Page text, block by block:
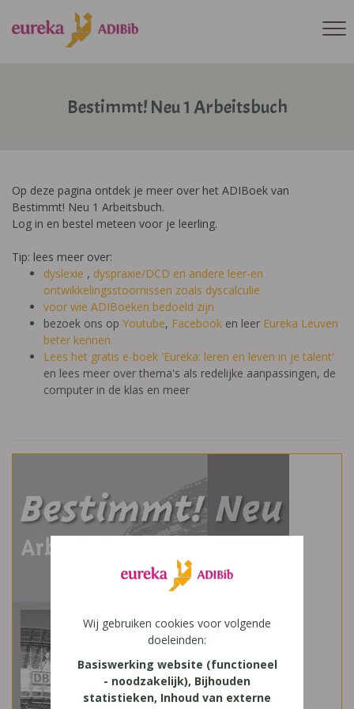
Bestimmt! Neu 1 Arbeitsbuch
Op deze pagina ontdek je meer over het ADIBoek van
Bestimmt! Neu 1 Arbeitsbuch.
Log in en bestel meteen voor je leerling.
Tip: lees meer over:
dyslexie , dyspraxie/DCD en andere leer-en
ontwikkelingsstoornissen zoals dyscalculie
voor wie ADIBoeken bedoeld zijn
bezoek ons op Youtube, Facebook en leer Eureka Leuven
beter kennen.
Lees het gratis e-boek 'Eureka: leren en leven in je talent'
en lees meer over thema's als redelijke aanpassingen, de
computer in de klas en meer
Wij gebruiken cookies voor volgende
doeleinden:
Basiswerking website (functioneel
- noodzakelijk), Bijhouden
statistieken, Inhoud van externe